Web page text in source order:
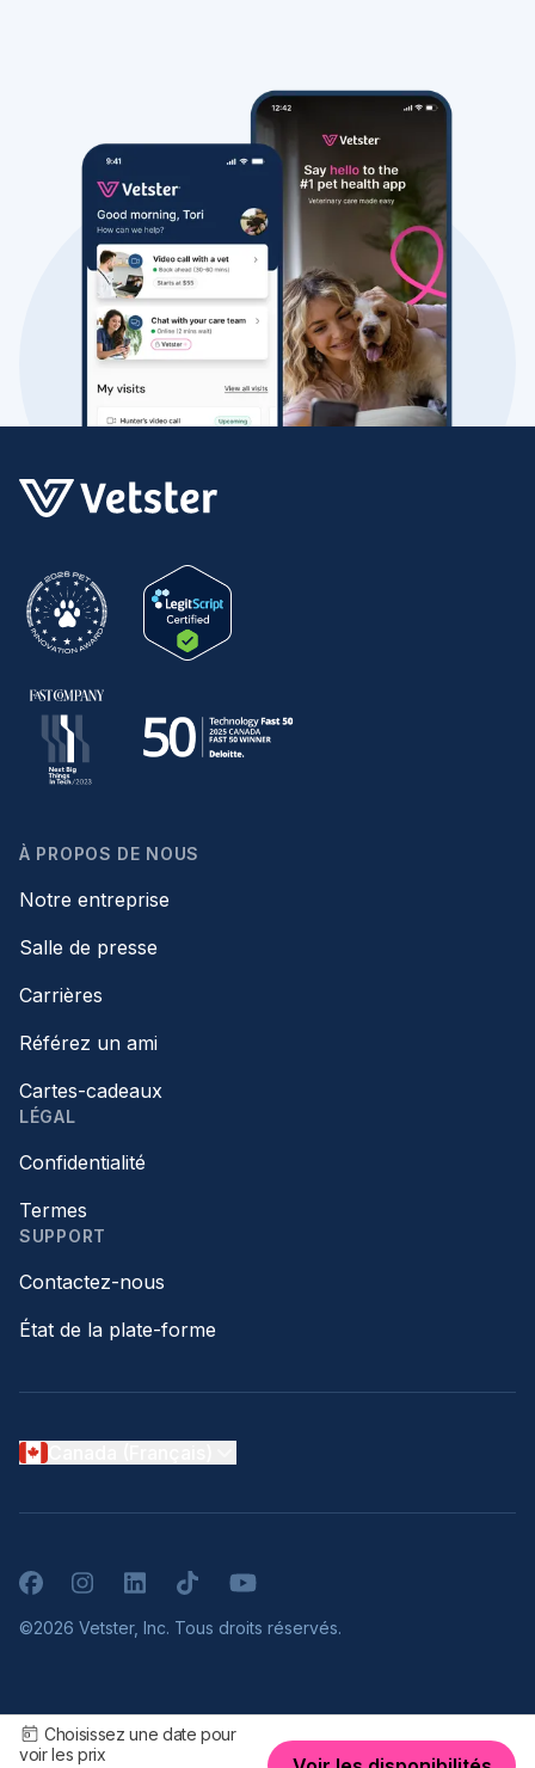
Choisissez une date pour
voir les prix
À PROPOS DE NOUS
Notre entreprise
Salle de presse
Carrières
Référez un ami
Cartes-cadeaux
LÉGAL
Confidentialité
Termes
SUPPORT
Contactez-nous
État de la plate-forme
FacebookInstagramLinkedInTikTokYouTube
©2026 Vetster, Inc. Tous droits réservés.